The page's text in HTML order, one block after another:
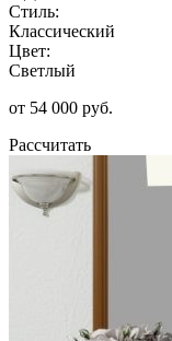
Стиль:
Классический
Цвет:
Светлый
от 54 000 руб.
Рассчитать